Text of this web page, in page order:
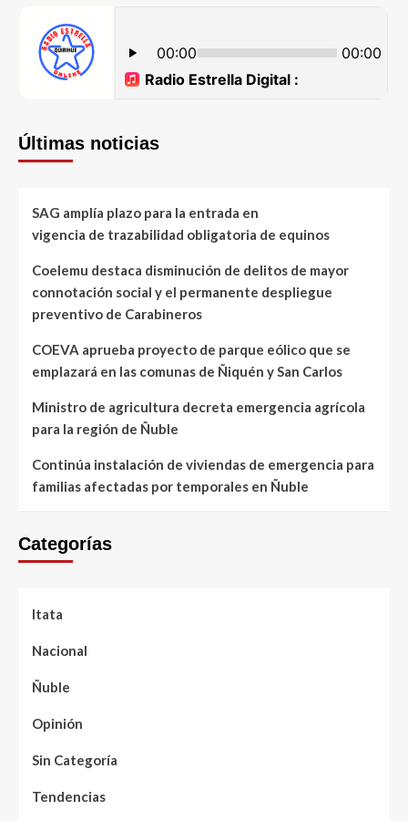
Últimas noticias
SAG amplía plazo para la entrada en
vigencia de trazabilidad obligatoria de equinos
Coelemu destaca disminución de delitos de mayor
connotación social y el permanente despliegue
preventivo de Carabineros
COEVA aprueba proyecto de parque eólico que se
emplazará en las comunas de Ñiquén y San Carlos
Ministro de agricultura decreta emergencia agrícola
para la región de Ñuble
Continúa instalación de viviendas de emergencia para
familias afectadas por temporales en Ñuble
Categorías
Itata
Nacional
Ñuble
Opinión
Sin Categoría
Tendencias